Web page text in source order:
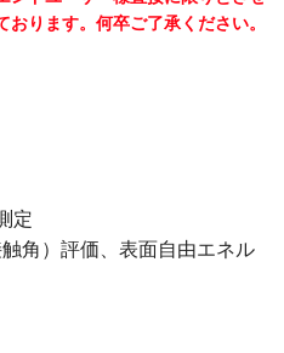
おります。何卒ご了承ください。
定
角）評価、表面自由エネル